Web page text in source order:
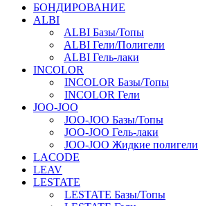
БОНДИРОВАНИЕ
ALBI
ALBI Базы/Топы
ALBI Гели/Полигели
ALBI Гель-лаки
INCOLOR
INCOLOR Базы/Топы
INCOLOR Гели
JOO-JOO
JOO-JOO Базы/Топы
JOO-JOO Гель-лаки
JOO-JOO Жидкие полигели
LACODE
LEAV
LESTATE
LESTATE Базы/Топы